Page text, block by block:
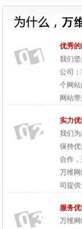
优秀
我们
公司
个网
网站带
实力
我们
保持
合作，
万维网
司提供
服务
万维网